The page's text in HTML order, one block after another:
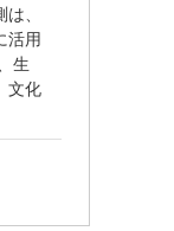
、
活用
生
文化